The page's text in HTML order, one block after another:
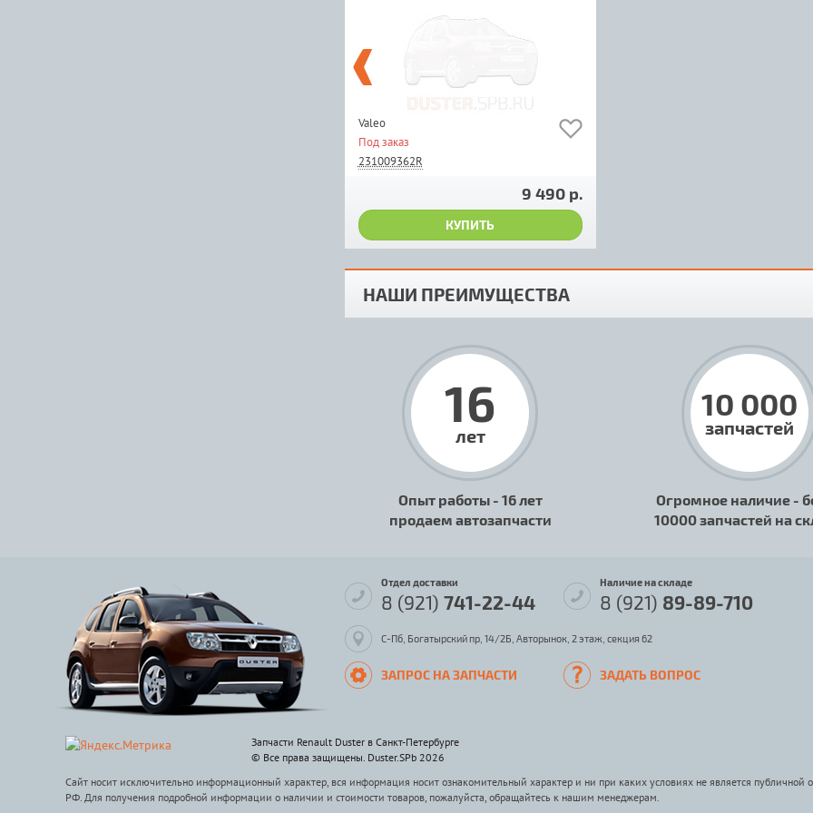
Valeo
Под заказ
231009362R
9 490 р.
КУПИТЬ
НАШИ ПРЕИМУЩЕСТВА
16
лет
Опыт работы - 16 лет
продаем автозапчасти
10 000
запчастей
Огромное наличие -
10000 запчастей на
Отдел доставки
8 (921) 741-22-44
Наличие на складе
8 (921) 89-89-710
С-Пб, Богатырский пр, 14/2Б, Авторынок, 2 этаж, секция 62
ЗАПРОС НА ЗАПЧАСТИ ЗАДАТЬ ВОПРОС
Запчасти Renault Duster в Санкт-Петербурге
© Все права защищены. Duster.SPb 2026
Сайт носит исключительно информационный характер, вся информация носит ознакомительный характер и ни при каких условиях не является публичной
РФ. Для получения подробной информации о наличии и стоимости товаров, пожалуйста, обращайтесь к нашим менеджерам.